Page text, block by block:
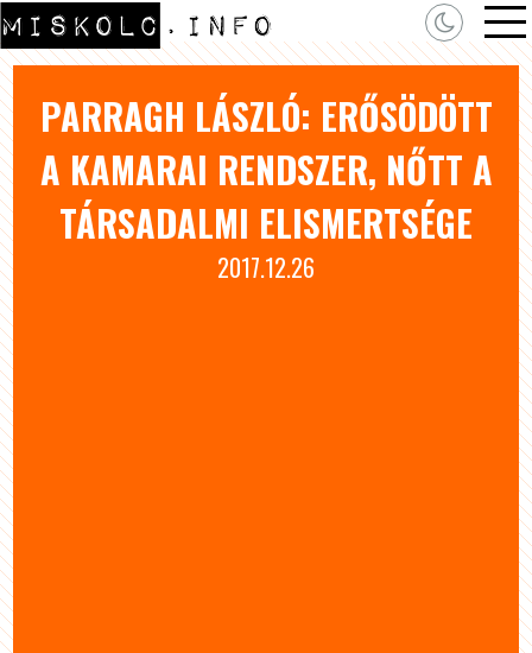
PARRAGH LÁSZLÓ: ERŐSÖDÖTT
A KAMARAI RENDSZER, NŐTT A
TÁRSADALMI ELISMERTSÉGE
2017.12.26